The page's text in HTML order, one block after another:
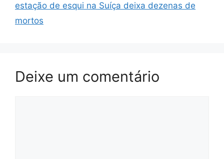
estação de esqui na Suíça deixa dezenas de
mortos
Deixe um comentário